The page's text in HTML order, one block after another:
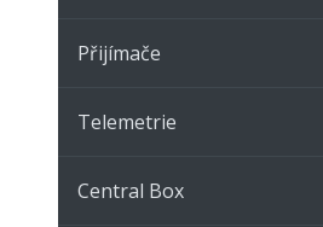
Přijímače
Telemetrie
Central Box